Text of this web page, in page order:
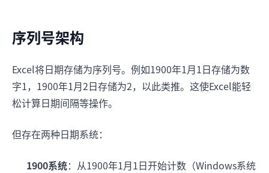
序列号架构
Excel将日期存储为序列号。例如1900年1月1日存储为数
字1，1900年1月2日存储为2，以此类推。这使Excel能轻
松计算日期间隔等操作。
但存在两种日期系统：
1900系统：从1900年1月1日开始计数（Windows系统